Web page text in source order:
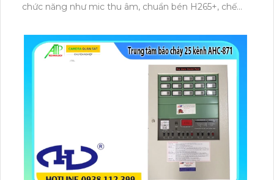
chức năng như mic thu âm, chuẩn bén H265+, chế
giúp hỗ trợ giám sát và bảo vệ an ninh hiệu quả.